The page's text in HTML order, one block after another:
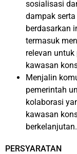
sosialisasi
dampak
berdasarkan
termasuk
relevan
kawasan
Menjalin
pemerintah
kolaborasi
kawasan
berkelanjutan.
PERSYARATAN